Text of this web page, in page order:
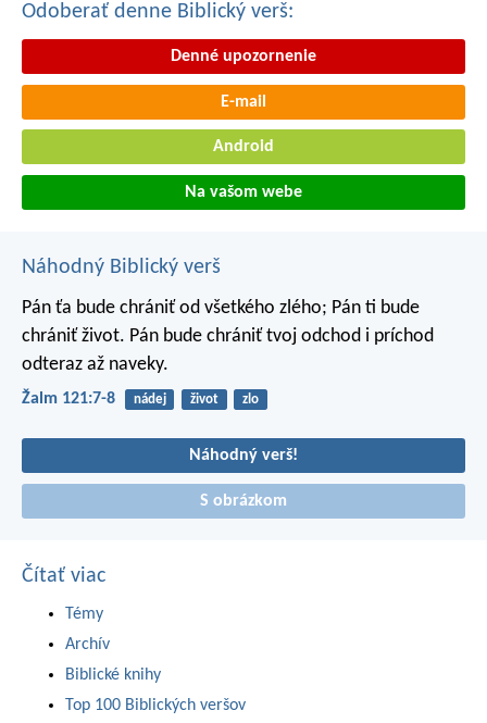
Odoberať denne Biblický verš:
Denné upozornenie
E-mail
Android
Na vašom webe
Náhodný Biblický verš
Pán ťa bude chrániť od všetkého zlého; Pán ti bude
chrániť život. Pán bude chrániť tvoj odchod i príchod
odteraz až naveky.
Žalm 121:7-8 nádej život zlo
Náhodný verš!
S obrázkom
Čítať viac
Témy
Archív
Biblické knihy
Top 100 Biblických veršov